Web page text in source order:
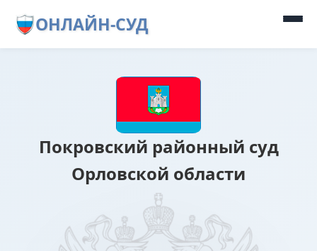
ОНЛАЙН-СУД
Покровский районный суд
Орловской области